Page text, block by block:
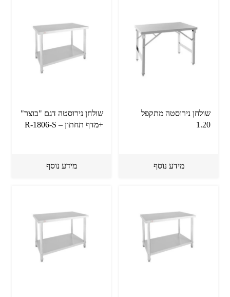
שולחן נירוסטה מתקפל
1.20
מידע נוסף
שולחן נירוסטה דגם "בוצר"
+מדף תחתון – R-1806-S
מידע נוסף